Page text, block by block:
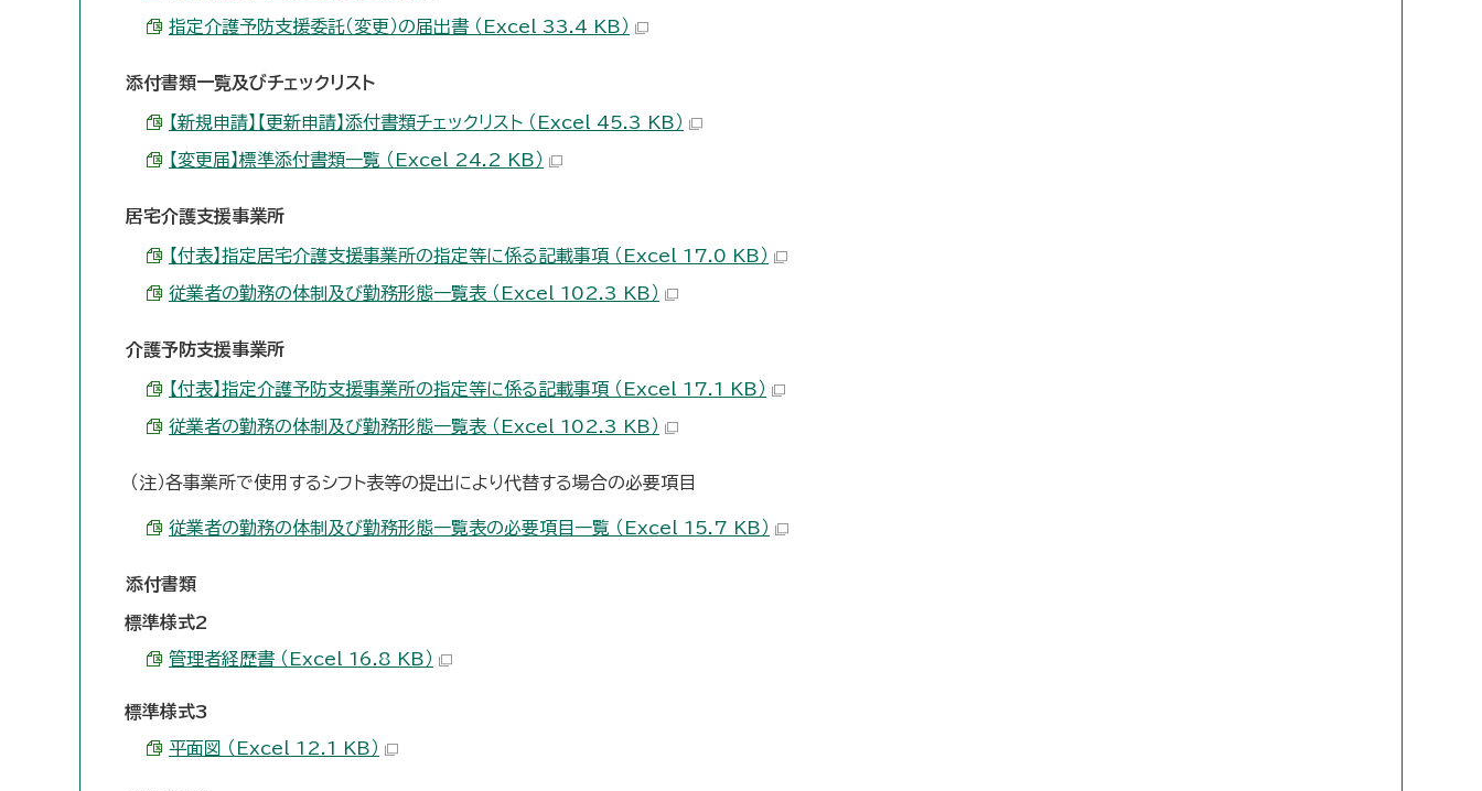
指定介護予防支援委託（変更）の届出書 （Excel 33.4 KB）
添付書類一覧及びチェックリスト
【新規申請】【更新申請】添付書類チェックリスト （Excel 45.3 KB）
【変更届】標準添付書類一覧 （Excel 24.2 KB）
居宅介護支援事業所
【付表】指定居宅介護支援事業所の指定等に係る記載事項 （Excel 17.0 KB）
従業者の勤務の体制及び勤務形態一覧表 （Excel 102.3 KB）
介護予防支援事業所
【付表】指定介護予防支援事業所の指定等に係る記載事項 （Excel 17.1 KB）
従業者の勤務の体制及び勤務形態一覧表 （Excel 102.3 KB）
（注）各事業所で使用するシフト表等の提出により代替する場合の必要項目
従業者の勤務の体制及び勤務形態一覧表の必要項目一覧 （Excel 15.7 KB）
添付書類
標準様式2
管理者経歴書 （Excel 16.8 KB）
標準様式3
平面図 （Excel 12.1 KB）